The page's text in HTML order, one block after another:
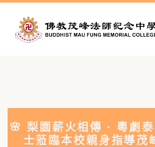
🌸 梨園薪火相傳 · 粵劇
士蒞臨本校親身指導茂